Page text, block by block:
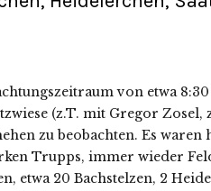
von etwa
(z.T. mit Gregor Zosel,
zu beobachten. Es
Trupps, immer wieder
etwa 20 Bachstelzen, 2